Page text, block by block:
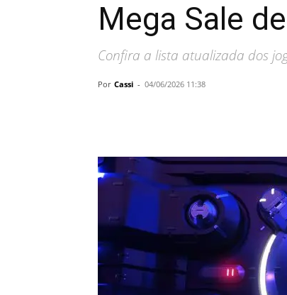
Mega Sale
Confira a lista atualizada dos
Por Cassi - 04/06/2026 11:38